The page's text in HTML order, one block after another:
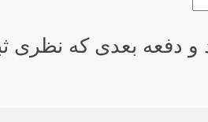
و دفعه بعدی که نظری